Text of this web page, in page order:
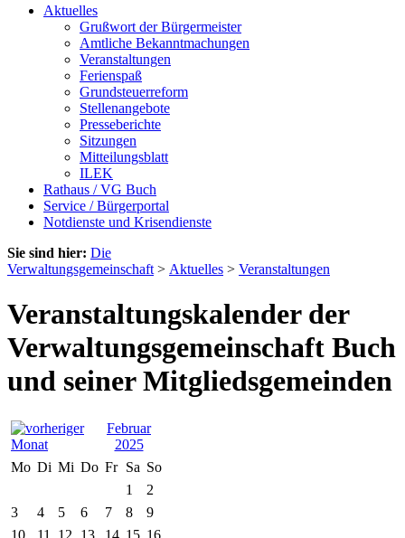
Aktuelles
Grußwort der Bürgermeister
Amtliche Bekanntmachungen
Veranstaltungen
Ferienspaß
Grundsteuerreform
Stellenangebote
Presseberichte
Sitzungen
Mitteilungsblatt
ILEK
Rathaus / VG Buch
Service / Bürgerportal
Notdienste und Krisendienste
Sie sind hier: Die
Verwaltungsgemeinschaft > Aktuelles > Veranstaltungen
Veranstaltungskalender der
Verwaltungsgemeinschaft Buch
und seiner Mitgliedsgemeinden
Februar
2025
Mo Di Mi Do Fr Sa So
1
2
3
4 5 6 7 8
9
10
11 12 13 14 15 16